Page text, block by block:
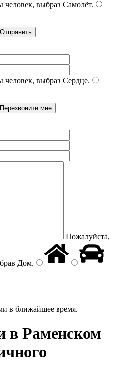
человек, выбрав Самолёт.
человек, выбрав Сердце.
Пожалуйста,
Дом.
в ближайшее время.
в Раменском